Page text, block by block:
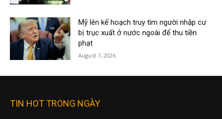
Mỹ lên kế hoạch truy tìm người nhập cư
bị trục xuất ở nước ngoài để thu tiền
phạt
August 7, 2026
TIN HOT TRONG NGÀY